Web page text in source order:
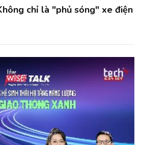
chỉ là "phủ sóng" xe điện